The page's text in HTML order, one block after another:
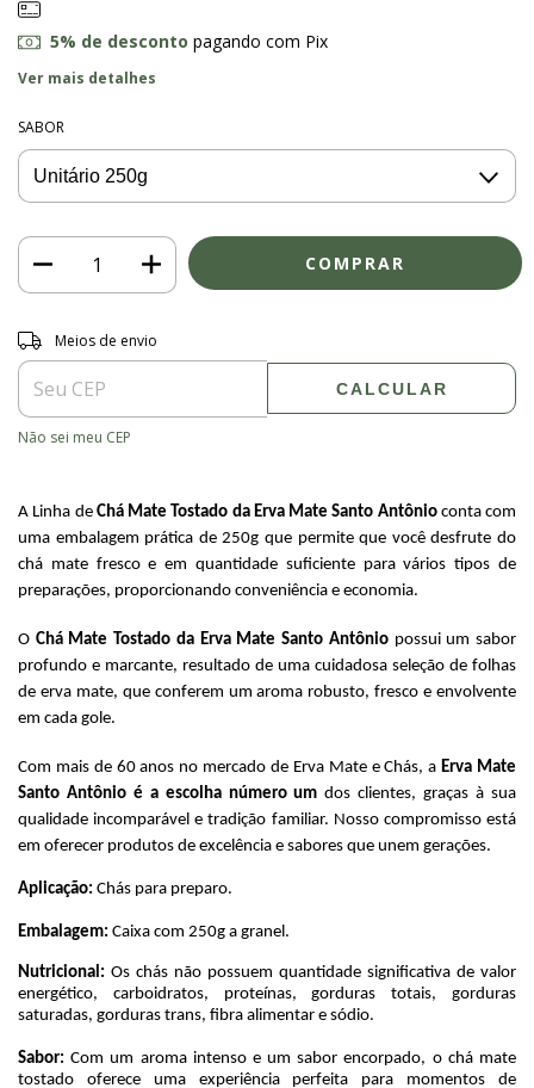
5% de desconto pagando com Pix
Ver mais detalhes
SABOR
Entregas para o CEP:
Meios de envio
CALCULAR
Não sei meu CEP
A Linha de Chá Mate Tostado da Erva Mate Santo Antônio conta com
uma embalagem prática de 250g que permite que você desfrute do
chá mate fresco e em quantidade suficiente para vários tipos de
preparações, proporcionando conveniência e economia.
O Chá Mate Tostado da Erva Mate Santo Antônio possui um sabor
profundo e marcante, resultado de uma cuidadosa seleção de folhas
de erva mate, que conferem um aroma robusto, fresco e envolvente
em cada gole.
Com mais de 60 anos no mercado de Erva Mate e Chás, a Erva Mate
Santo Antônio é a escolha número um dos clientes, graças à sua
qualidade incomparável e tradição familiar. Nosso compromisso está
em oferecer produtos de excelência e sabores que unem gerações.
Aplicação: Chás para preparo.
Embalagem: Caixa com 250g a granel.
Nutricional: Os chás não possuem quantidade significativa de valor
energético, carboidratos, proteínas, gorduras totais, gorduras
saturadas, gorduras trans, fibra alimentar e sódio.
Sabor: Com um aroma intenso e um sabor encorpado, o chá mate
tostado oferece uma experiência perfeita para momentos de